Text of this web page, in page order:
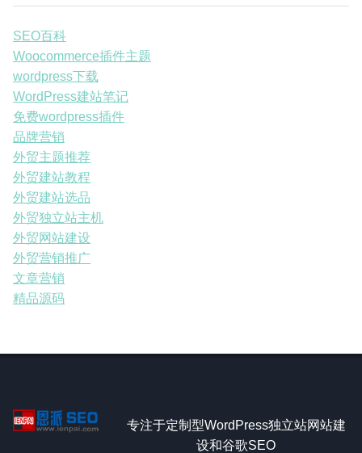
SEO百科
Woocommerce插件主题
wordpress下载
WordPress建站笔记
免费wordpress插件
品牌营销
外贸主题推荐
外贸建站教程
外贸建站选品
外贸独立站主机
外贸网站建设
外贸营销推广
文章营销
精品源码
专注于定制型WordPress独立站网站建
设和谷歌SEO